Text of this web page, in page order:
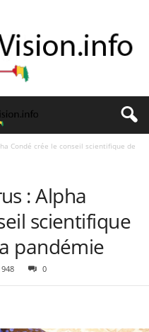
Condé crée le conseil scientifique de
: Alpha
scientifique
pandémie
948 0